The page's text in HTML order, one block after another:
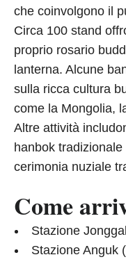
che coinvolgono il
Circa 100 stand
proprio rosario
lanterna. Alcune
sulla ricca cultura
come la Mongolia,
Altre attività
hanbok
cerimonia nuziale
Come
Stazione
Stazione Anguk